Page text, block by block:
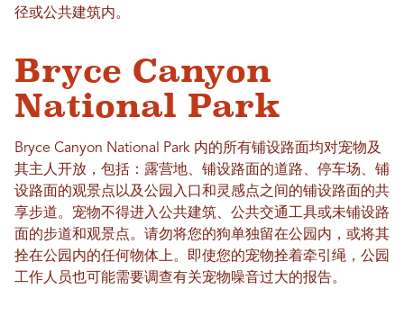
径或公共建筑内。
Bryce Canyon
National Park
Bryce Canyon National Park 内的所有铺设路面均对宠物及
其主人开放，包括：露营地、铺设路面的道路、停车场、铺
设路面的观景点以及公园入口和灵感点之间的铺设路面的共
享步道。宠物不得进入公共建筑、公共交通工具或未铺设路
面的步道和观景点。请勿将您的狗单独留在公园内，或将其
拴在公园内的任何物体上。即使您的宠物拴着牵引绳，公园
工作人员也可能需要调查有关宠物噪音过大的报告。